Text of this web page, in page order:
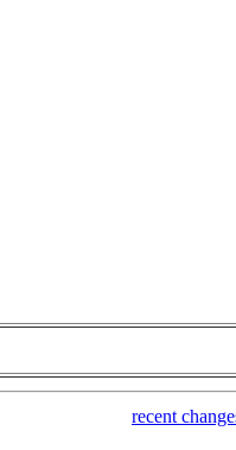
recent